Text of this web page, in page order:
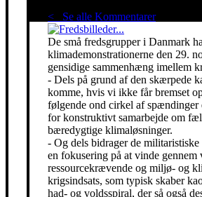
< Se alle KommentarerRed
De små fredsgrupper i Danmark
klimademonstrationerne den 29.
gensidige sammenhæng imellem
- Dels på grund af den skærpede
komme, hvis vi ikke får bremset
følgende ond cirkel af
for konstruktivt samarbejde om
bæredygtige klimaløsninger.
- Og dels bidrager de
en fokusering på at vinde
ressourcekrævende og miljø- og
krigsindsats, som typisk skaber
had- og voldsspiral, der så også